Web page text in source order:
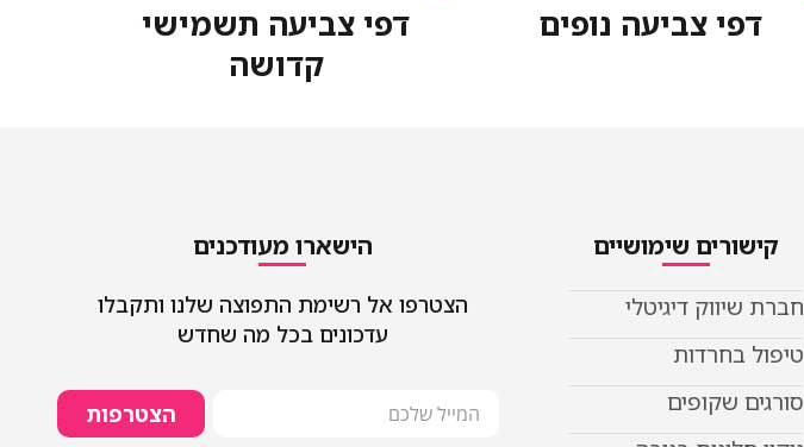
דפי צביעה נופים
דפי צביעה תשמישי
קדושה
קישורים שימושיים
חברת שיווק דיגיטלי
טיפול בחרדות
סורגים שקופים
הישארו מעודכנים
הצטרפו אל רשימת התפוצה שלנו ותקבלו
עדכונים בכל מה שחדש
הצטרפות